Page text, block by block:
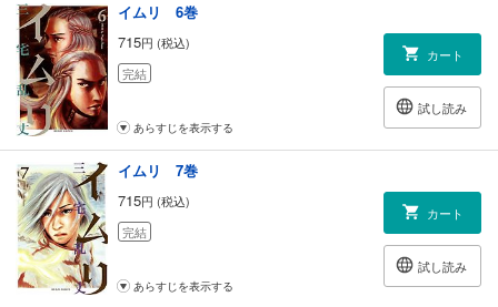
イムリ 6巻
715円 (税込)
完結
カート
試し読み
あらすじを表示する
イムリ 7巻
715円 (税込)
完結
カート
試し読み
あらすじを表示する